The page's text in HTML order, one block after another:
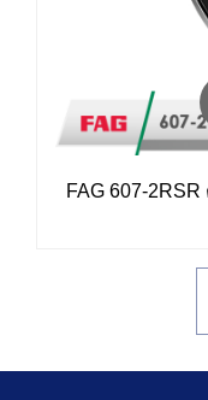
FAG 607-